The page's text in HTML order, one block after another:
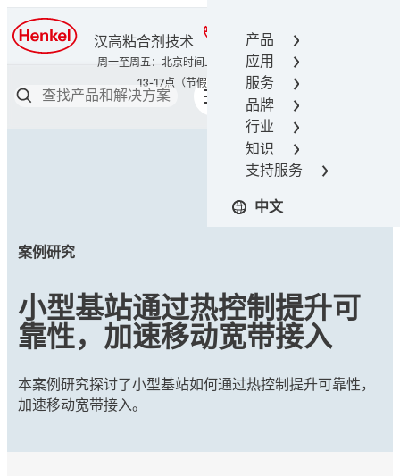
产品
应用
服务
品牌
行业
知识
支持服务
中文
汉高粘合剂技术 400-666-7306
案例研究
小型基站通过热控制提升可
靠性，加速移动宽带接入
本案例研究探讨了小型基站如何通过热控制提升可靠性，
加速移动宽带接入。